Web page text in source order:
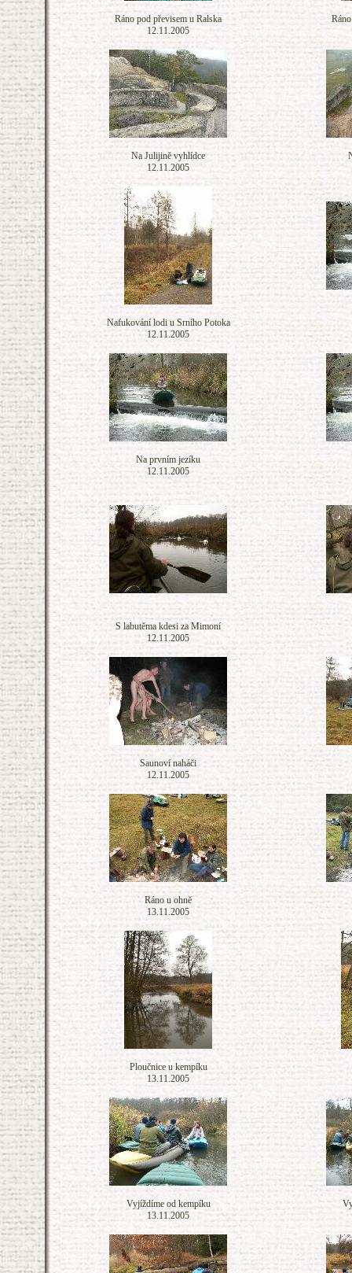
Ráno pod převisem u Ralska
12.11.2005
Na Julijině vyhlídce
12.11.2005
Nafukování lodi u Srního Potoka
12.11.2005
Na prvním jezíku
12.11.2005
S labutěma kdesi za Mimoní
12.11.2005
Saunoví naháči
12.11.2005
Ráno u ohně
13.11.2005
Ploučnice u kempíku
13.11.2005
Vyjíždíme od kempíku
13.11.2005